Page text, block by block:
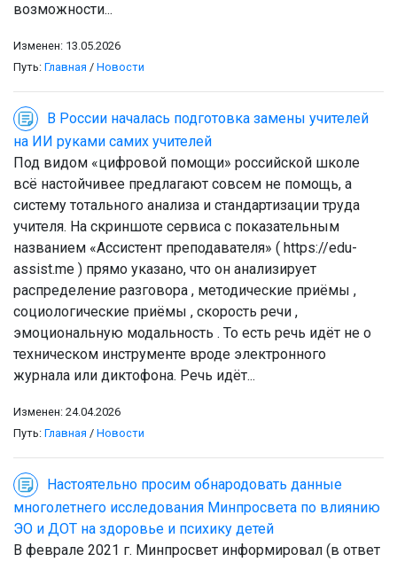
возможности...
Изменен: 13.05.2026
Путь: Главная / Новости
В России началась подготовка замены учителей
на ИИ руками самих учителей
Под видом «цифровой помощи» российской школе
всё настойчивее предлагают совсем не помощь, а
систему тотального анализа и стандартизации труда
учителя. На скриншоте сервиса с показательным
названием «Ассистент преподавателя» ( https://edu-
assist.me ) прямо указано, что он анализирует
распределение разговора , методические приёмы ,
социологические приёмы , скорость речи ,
эмоциональную модальность . То есть речь идёт не о
техническом инструменте вроде электронного
журнала или диктофона. Речь идёт...
Изменен: 24.04.2026
Путь: Главная / Новости
Настоятельно просим обнародовать данные
многолетнего исследования Минпросвета по влиянию
ЭО и ДОТ на здоровье и психику детей
В феврале 2021 г. Минпросвет информировал (в ответ